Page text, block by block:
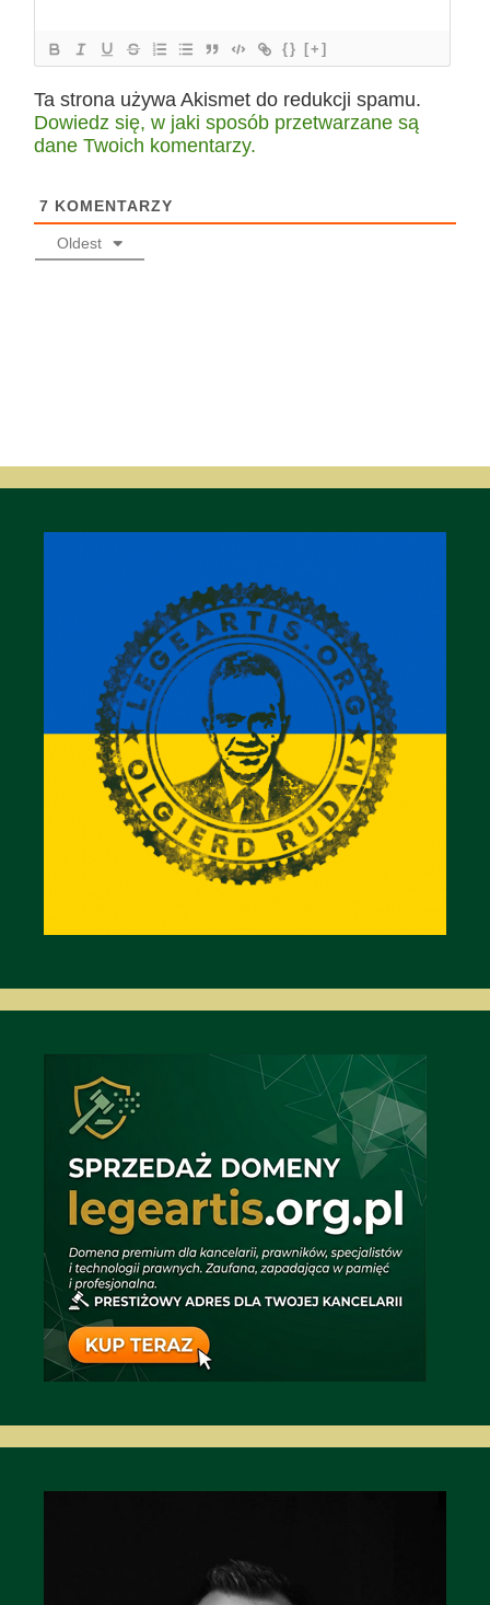
{} [+]
Ta strona używa Akismet do redukcji spamu.
Dowiedz się, w jaki sposób przetwarzane są
dane Twoich komentarzy.
7 KOMENTARZY
Oldest